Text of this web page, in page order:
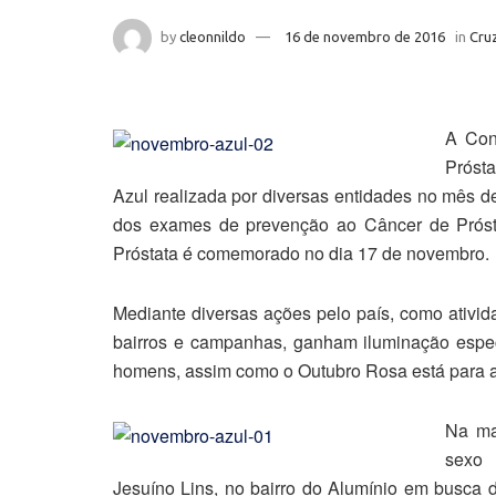
by cleonnildo 16 de novembro de 2016 in
A
Azul realizada por diversas entidades no mês
dos exames de prevenção ao Câncer de
Próstata é comemorado no dia 17 de novembro.
Mediante diversas ações pelo país, como
bairros e campanhas, ganham iluminação
homens, assim como o Outubro Rosa está para
Na
sexo
Jesuíno Lins, no bairro do Alumínio em busca